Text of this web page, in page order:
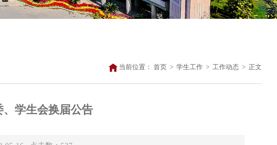
当前位置： 首页 > 学生工作 > 工作动态 > 正文
学生会换届公告